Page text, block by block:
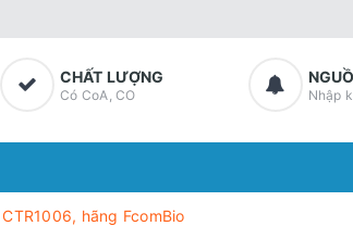
CHẤT LƯỢNG
Có CoA, CO Nhập
hãng FcomBio